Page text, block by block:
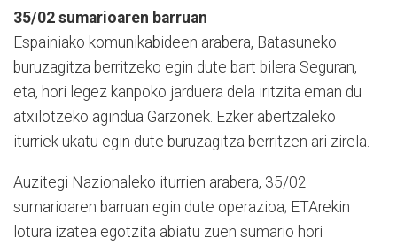
35/02 sumarioaren barruan
Espainiako komunikabideen arabera, Batasuneko
buruzagitza berritzeko egin dute bart bilera Seguran,
eta, hori legez kanpoko jarduera dela iritzita eman du
atxilotzeko agindua Garzonek. Ezker abertzaleko
iturriek ukatu egin dute buruzagitza berritzen ari zirela.
Auzitegi Nazionaleko iturrien arabera, 35/02
sumarioaren barruan egin dute operazioa; ETArekin
lotura izatea egotzita abiatu zuen sumario hori